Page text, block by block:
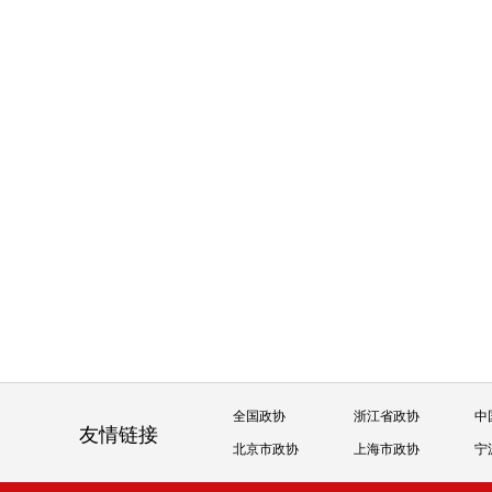
友情链接
全国政协 浙江省政协 中
北京市政协 上海市政协 宁